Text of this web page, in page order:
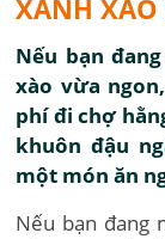
XANH
Nếu bạn
xào vừa
phí đi chợ
khuôn đậu
một món ăn
Nếu bạn đang